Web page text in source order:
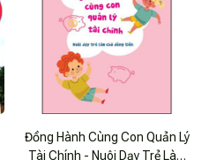
Đồng Hành Cùng Con Quản Lý
Tài Chính - Nuôi Dạy Trẻ Làm